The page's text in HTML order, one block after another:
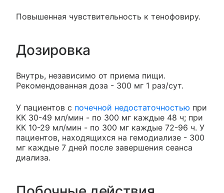
Повышенная чувствительность к тенофовиру.
Дозировка
Внутрь, независимо от приема пищи.
Рекомендованная доза - 300 мг 1 раз/сут.
У пациентов с почечной недостаточностью при
КК 30-49 мл/мин - по 300 мг каждые 48 ч; при
КК 10-29 мл/мин - по 300 мг каждые 72-96 ч. У
пациентов, находящихся на гемодиализе - 300
мг каждые 7 дней после завершения сеанса
диализа.